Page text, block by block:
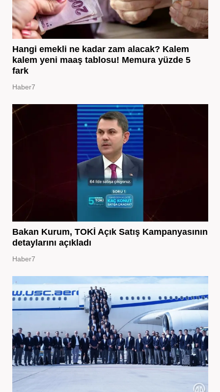
Hangi emekli ne kadar zam alacak? Kalem
kalem yeni maaş tablosu! Memura yüzde 5
fark
Haber7
Bakan Kurum, TOKİ Açık Satış Kampanyasının
detaylarını açıkladı
Haber7